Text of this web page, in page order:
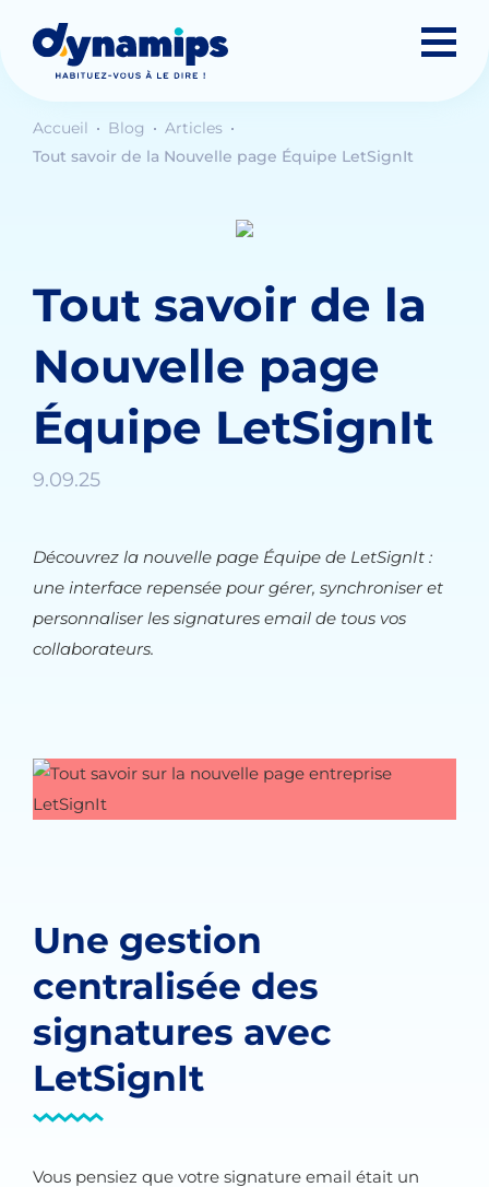
Accueil Blog
Articles
Tout savoir de la Nouvelle page Équipe LetSignIt
Tout savoir de la
Nouvelle page
Équipe LetSignIt
9.09.25
Découvrez la nouvelle page Équipe de LetSignIt :
une interface repensée pour gérer, synchroniser et
personnaliser les signatures email de tous vos
collaborateurs.
Une gestion
centralisée des
signatures avec
LetSignIt
Vous pensiez que votre signature email était un